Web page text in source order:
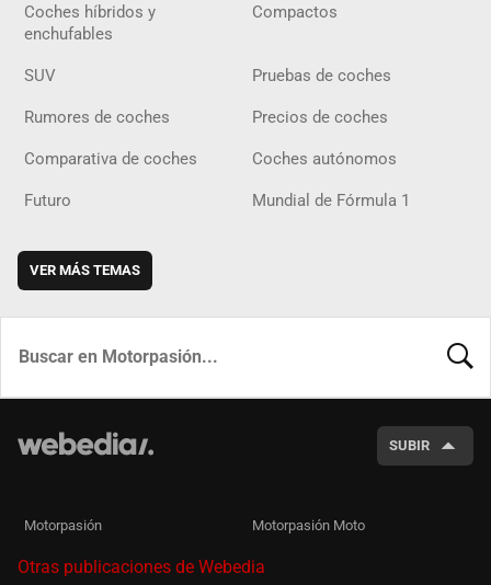
Coches híbridos y
enchufables
Compactos
SUV Pruebas de coches
Rumores de coches Precios de coches
Comparativa de coches Coches autónomos
Futuro Mundial de Fórmula 1
VER MÁS TEMAS
SUBIR
Motorpasión Motorpasión Moto
Otras publicaciones de Webedia